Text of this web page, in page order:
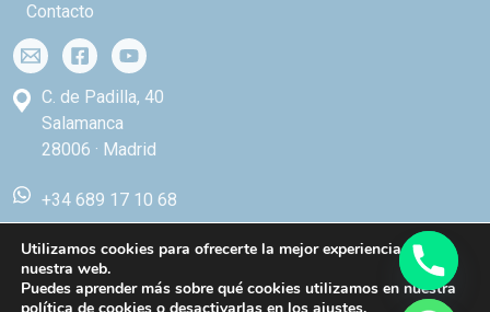
Contacto
C. de Padilla, 40
Salamanca
28006 · Madrid
+34 689 17 10 68
Copyright © 2026 Centro de Estudios Vasculares
Utilizamos cookies para ofrecerte la mejor experiencia en
nuestra web.
Puedes aprender más sobre qué cookies utilizamos en nuestra